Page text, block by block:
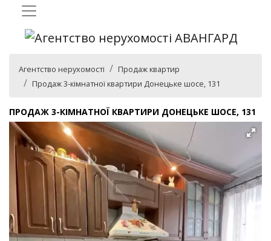
Агентство нерухомості
Продаж квартир
Продаж 3-кімнатної квартири Донецьке шосе, 131
ПРОДАЖ 3-КІМНАТНОЇ КВАРТИРИ ДОНЕЦЬКЕ ШОСЕ, 131